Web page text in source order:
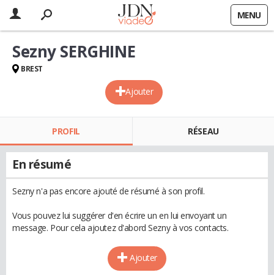
MENU
Ajouter
Sezny SERGHINE
BREST
PROFIL RÉSEAU
En résumé
Sezny n'a pas encore ajouté de résumé à son profil.
Vous pouvez lui suggérer d'en écrire un en lui envoyant un
message. Pour cela ajoutez d'abord Sezny à vos contacts.
Ajouter